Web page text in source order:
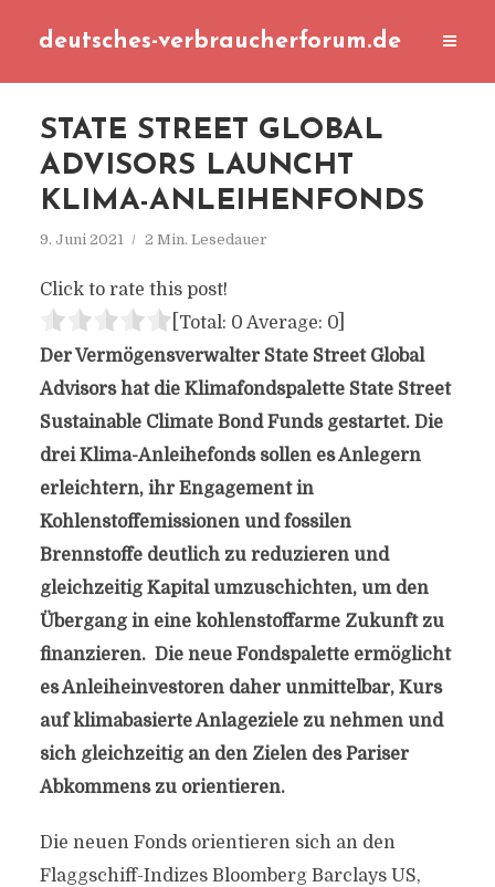
deutsches-verbraucherforum.de
STATE STREET GLOBAL
ADVISORS LAUNCHT
KLIMA-ANLEIHENFONDS
9. Juni 2021 2 Min. Lesedauer
Click to rate this post!
[Total: 0 Average: 0]
Der Vermögensverwalter State Street Global
Advisors hat die Klimafondspalette State Street
Sustainable Climate Bond Funds gestartet. Die
drei Klima-Anleihefonds sollen es Anlegern
erleichtern, ihr Engagement in
Kohlenstoffemissionen und fossilen
Brennstoffe deutlich zu reduzieren und
gleichzeitig Kapital umzuschichten, um den
Übergang in eine kohlenstoffarme Zukunft zu
finanzieren. Die neue Fondspalette ermöglicht
es Anleiheinvestoren daher unmittelbar, Kurs
auf klimabasierte Anlageziele zu nehmen und
sich gleichzeitig an den Zielen des Pariser
Abkommens zu orientieren.
Die neuen Fonds orientieren sich an den
Flaggschiff-Indizes Bloomberg Barclays US,